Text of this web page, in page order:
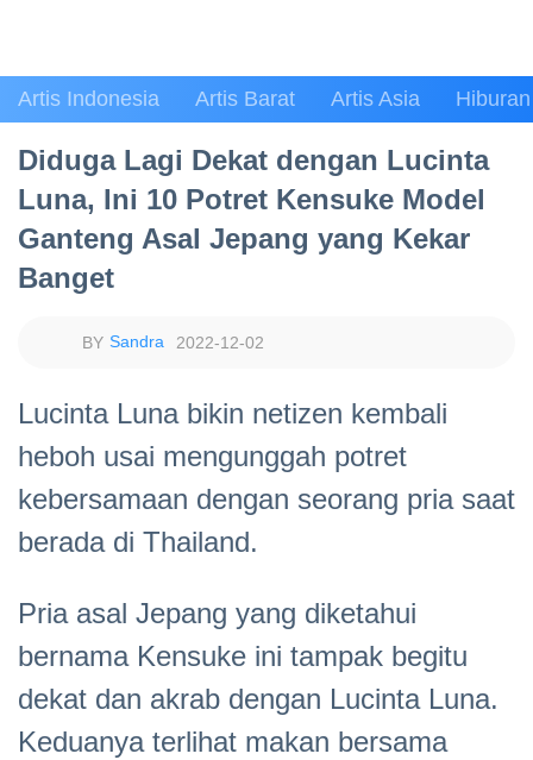
Artis Indonesia Artis Barat Artis Asia Hiburan
Diduga Lagi Dekat dengan Lucinta
Luna, Ini 10 Potret Kensuke Model
Ganteng Asal Jepang yang Kekar
Banget
Sandra 2022-12-02
Lucinta Luna bikin netizen kembali
heboh usai mengunggah potret
kebersamaan dengan seorang pria saat
berada di Thailand.
Pria asal Jepang yang diketahui
bernama Kensuke ini tampak begitu
dekat dan akrab dengan Lucinta Luna.
Keduanya terlihat makan bersama